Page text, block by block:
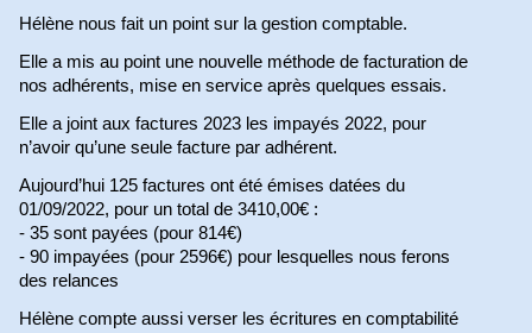
Hélène nous fait un point sur la gestion comptable.
Elle a mis au point une nouvelle méthode de facturation de
nos adhérents, mise en service après quelques essais.
Elle a joint aux factures 2023 les impayés 2022, pour
n’avoir qu’une seule facture par adhérent.
Aujourd’hui 125 factures ont été émises datées du
01/09/2022, pour un total de 3410,00€ :
- 35 sont payées (pour 814€)
- 90 impayées (pour 2596€) pour lesquelles nous ferons
des relances
Hélène compte aussi verser les écritures en comptabilité